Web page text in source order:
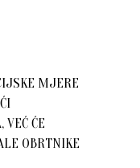
MJERE
VEĆ ĆE
OBRTNIKE